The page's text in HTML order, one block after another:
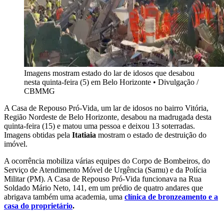
Imagens mostram estado do lar de idosos que desabou
nesta quinta-feira (5) em Belo Horizonte • Divulgação /
CBMMG
A Casa de Repouso Pró-Vida, um lar de idosos no bairro Vitória,
Região Nordeste de Belo Horizonte, desabou na madrugada desta
quinta-feira (15) e matou uma pessoa e deixou 13 soterradas.
Imagens obtidas pela Itatiaia mostram o estado de destruição do
imóvel.
A ocorrência mobiliza várias equipes do Corpo de Bombeiros, do
Serviço de Atendimento Móvel de Urgência (Samu) e da Polícia
Militar (PM). A Casa de Repouso Pró-Vida funcionava na Rua
Soldado Mário Neto, 141, em um prédio de quatro andares que
abrigava também uma academia, uma clínica de bronzeamento e a
casa do proprietário.